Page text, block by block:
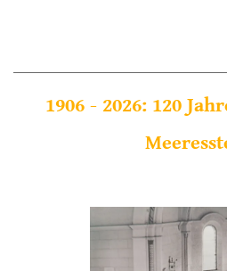
1906 - 2026: 120